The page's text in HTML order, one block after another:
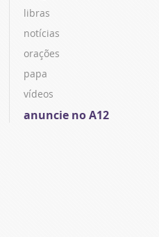
libras
notícias
orações
papa
vídeos
anuncie no A12